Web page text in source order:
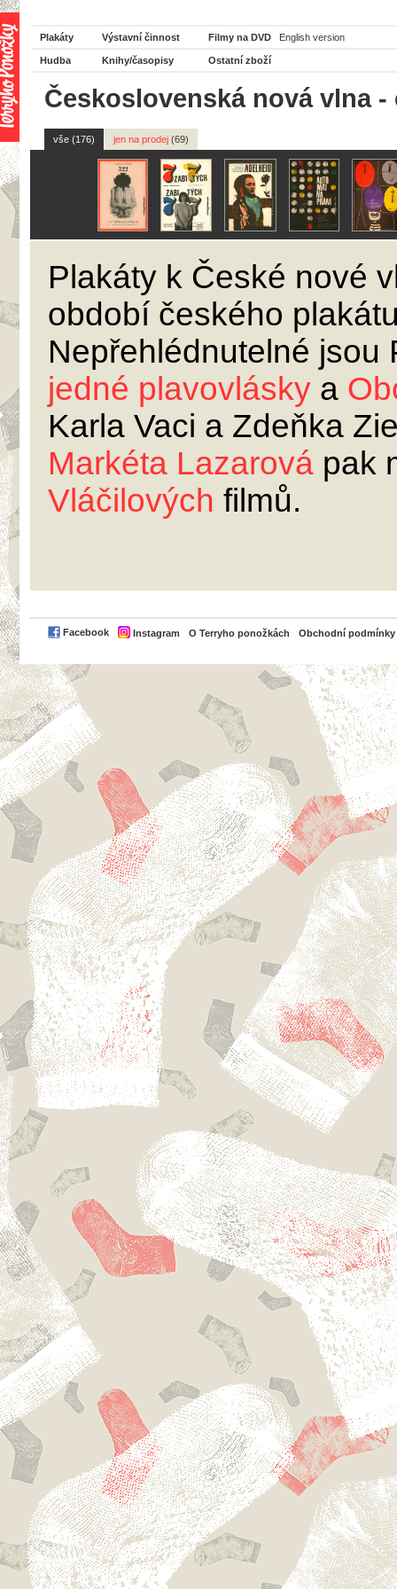
Plakáty Výstavní činnost Filmy na DVD English version
Hudba Knihy/časopisy Ostatní zboží
Československá nová vlna -
vše (176) jen na prodej (69)
Plakáty k České nové
období českého
Nepřehlédnutelné
jedné plavovlásky a
Karla Vaci a Zdeňka
Markéta Lazarová pak
Vláčilových filmů.
Facebook Instagram O Terryho ponožkách Obchodní podmínky
PayPal